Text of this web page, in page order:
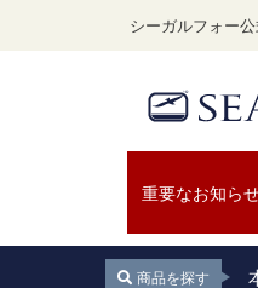
シーガルフォー
重要なお知ら
商品を探す